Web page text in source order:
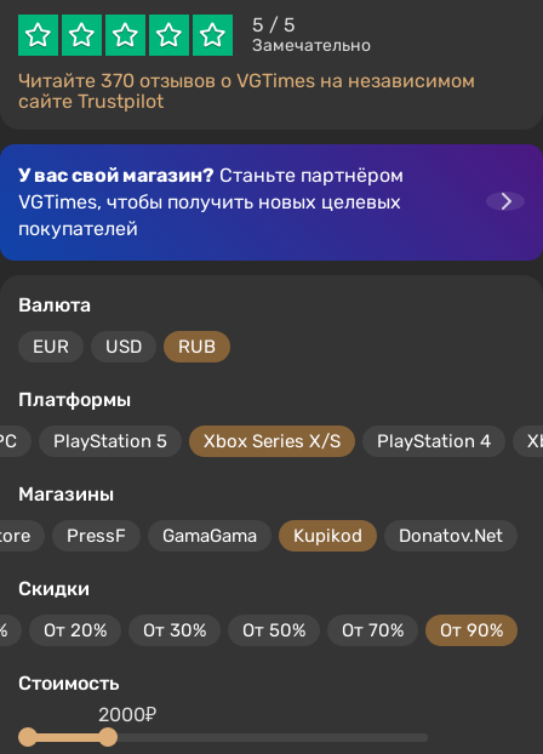
5 / 5
Замечательно
Читайте 370 отзывов о VGTimes на независимом
сайте Trustpilot
У вас свой магазин? Станьте партнёром
VGTimes, чтобы получить новых целевых
покупателей
Валюта
EUR USD RUB
Платформы
PlayStation 5 Xbox Series X/S PlayStation 4
Магазины
PressF GamaGama Kupikod Donatov.Net
Скидки
От 20% От 30% От 50% От 70% От 90%
Стоимость
2000₽